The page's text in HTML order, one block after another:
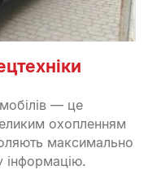
— це
охопленням
максимально
інформацію.